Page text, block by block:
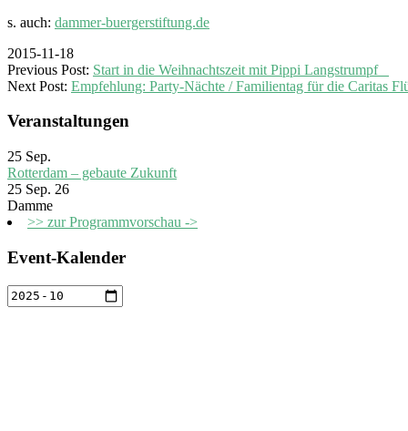
s. auch: dammer-buergerstiftung.de
2015-11-18
Previous Post: Start in die Weihnachtszeit mit Pippi Langstrumpf
Next Post: Empfehlung: Party-Nächte / Familientag für die Caritas
Veranstaltungen
25 Sep.
Rotterdam – gebaute Zukunft
25 Sep. 26
Damme
>> zur Programmvorschau ->
Event-Kalender